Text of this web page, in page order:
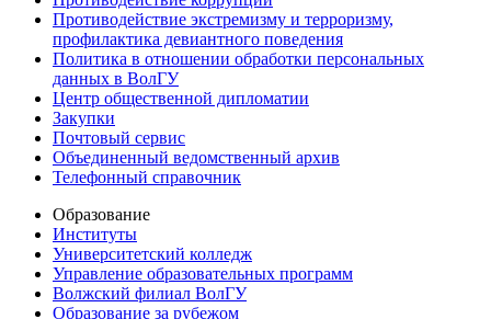
Противодействие экстремизму и терроризму,
профилактика девиантного поведения
Политика в отношении обработки персональных
данных в ВолГУ
Центр общественной дипломатии
Закупки
Почтовый сервис
Объединенный ведомственный архив
Телефонный справочник
Образование
Институты
Университетский колледж
Управление образовательных программ
Волжский филиал ВолГУ
Образование за рубежом